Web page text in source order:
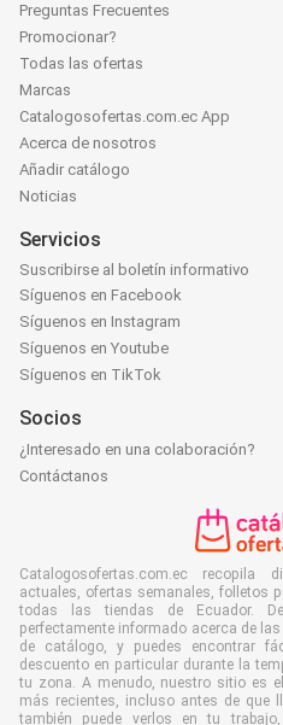
Preguntas Frecuentes
Promocionar?
Todas las ofertas
Marcas
Catalogosofertas.com.ec App
Acerca de nosotros
Añadir catálogo
Noticias
Servicios
Suscribirse al boletín informativo
Síguenos en Facebook
Síguenos en Instagram
Síguenos en Youtube
Síguenos en TikTok
Socios
¿Interesado en una colaboración?
Contáctanos
Catalogosofertas.com.ec recopila
actuales, ofertas semanales, folletos
todas las tiendas de Ecuador.
perfectamente informado acerca de
de catálogo, y puedes encontrar
descuento en particular durante la
tu zona. A menudo, nuestro sitio es
más recientes, incluso antes de que
también puede verlos en tu